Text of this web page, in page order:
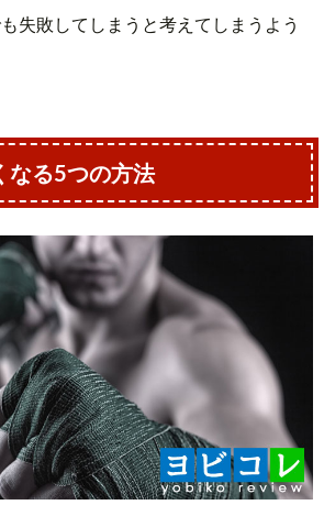
失敗してしまうと考えてしまうよう
なる5つの方法